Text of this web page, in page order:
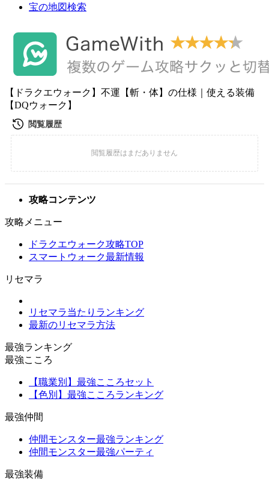
宝の地図検索
【ドラクエウォーク】不運【斬・体】の仕様｜使える装備
【DQウォーク】
攻略コンテンツ
攻略メニュー
ドラクエウォーク攻略TOP
スマートウォーク最新情報
リセマラ
リセマラ当たりランキング
最新のリセマラ方法
最強ランキング
最強こころ
【職業別】最強こころセット
【色別】最強こころランキング
最強仲間
仲間モンスター最強ランキング
仲間モンスター最強パーティ
最強装備